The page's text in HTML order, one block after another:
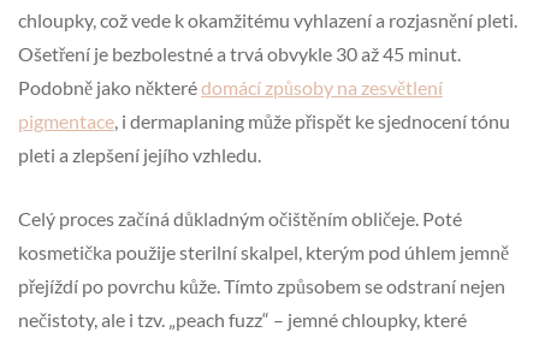
chloupky, což vede k okamžitému vyhlazení a rozjasnění pleti.
Ošetření je bezbolestné a trvá obvykle 30 až 45 minut.
Podobně jako některédomácí způsoby na zesvětlení
pigmentace, i dermaplaning může přispět ke sjednocení tónu
pleti a zlepšení jejího vzhledu.
Celý proces začíná důkladným očištěním obličeje. Poté
kosmetička použije sterilní skalpel, kterým pod úhlem jemně
přejíždí po povrchu kůže. Tímto způsobem se odstraní nejen
nečistoty, ale i tzv. „peach fuzz“ – jemné chloupky, které